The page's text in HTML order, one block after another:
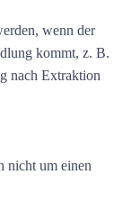
wenn der
kommt, z. B.
nach Extraktion
nicht um einen